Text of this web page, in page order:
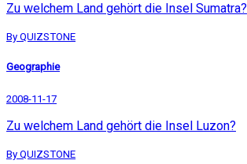
Zu welchem Land gehört die Insel Sumatra?
By QUIZSTONE
Geographie
2008-11-17
Zu welchem Land gehört die Insel Luzon?
By QUIZSTONE